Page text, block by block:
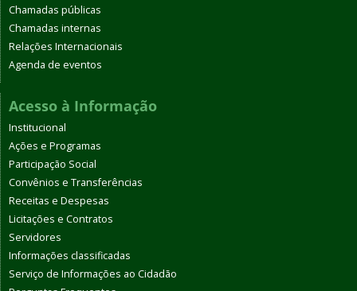
Chamadas públicas
Chamadas internas
Relações Internacionais
Agenda de eventos
Acesso à Informação
Institucional
Ações e Programas
Participação Social
Convênios e Transferências
Receitas e Despesas
Licitações e Contratos
Servidores
Informações classificadas
Serviço de Informações ao Cidadão